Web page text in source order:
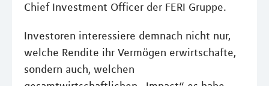
Chief Investment Officer der FERI Gruppe.
Investoren interessiere demnach nicht nur,
welche Rendite ihr Vermögen erwirtschafte,
sondern auch, welchen